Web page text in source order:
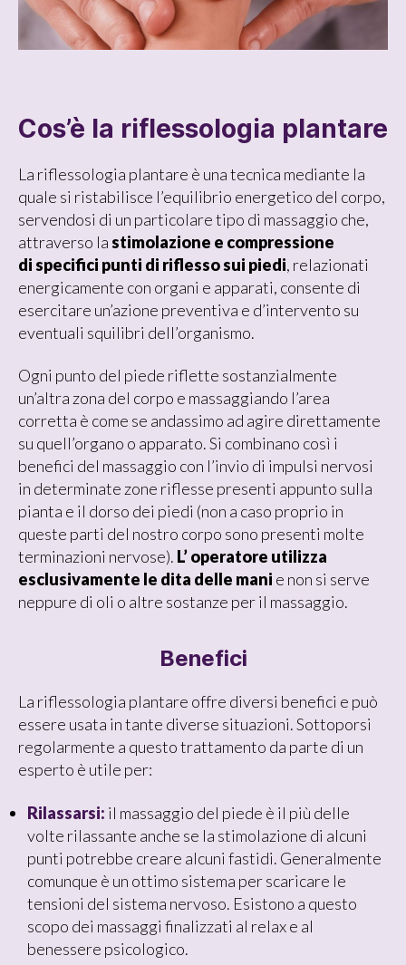
Cos’è la riflessologia plantare
La riflessologia plantare è una tecnica mediante la
quale si ristabilisce l’equilibrio energetico del corpo,
servendosi di un particolare tipo di massaggio che,
attraverso lastimolazione e compressione
di specifici punti di riflesso sui piedi, relazionati
energicamente con organi e apparati, consente di
esercitare un’azione preventiva e d’intervento su
eventuali squilibri dell’organismo.
Ogni punto del piede riflette sostanzialmente
un’altra zona del corpo e massaggiando l’area
corretta è come se andassimo ad agire direttamente
su quell’organo o apparato. Si combinano così i
benefici del massaggio con l’invio di impulsi nervosi
in determinate zone riflesse presenti appunto sulla
pianta e il dorso dei piedi (non a caso proprio in
queste parti del nostro corpo sono presenti molte
terminazioni nervose). L’ operatore utilizza
esclusivamente le dita delle mani e non si serve
neppure di oli o altre sostanze per il massaggio.
Benefici
La riflessologia plantare offre diversi benefici e può
essere usata in tante diverse situazioni. Sottoporsi
regolarmente a questo trattamento da parte di un
esperto è utile per:
Rilassarsi: il massaggio del piede è il più delle
volte rilassante anche se la stimolazione di alcuni
punti potrebbe creare alcuni fastidi. Generalmente
comunque è un ottimo sistema per scaricare le
tensioni del sistema nervoso. Esistono a questo
scopo dei massaggi finalizzati al relax e al
benessere psicologico.